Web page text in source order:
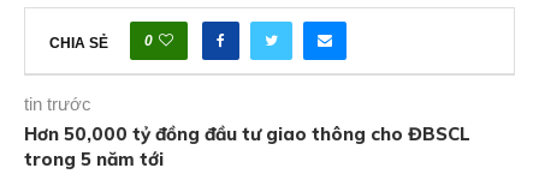
CHIA SẺ 0
tin trước
Hơn 50,000 tỷ đồng đầu tư giao thông cho ĐBSCL
trong 5 năm tới